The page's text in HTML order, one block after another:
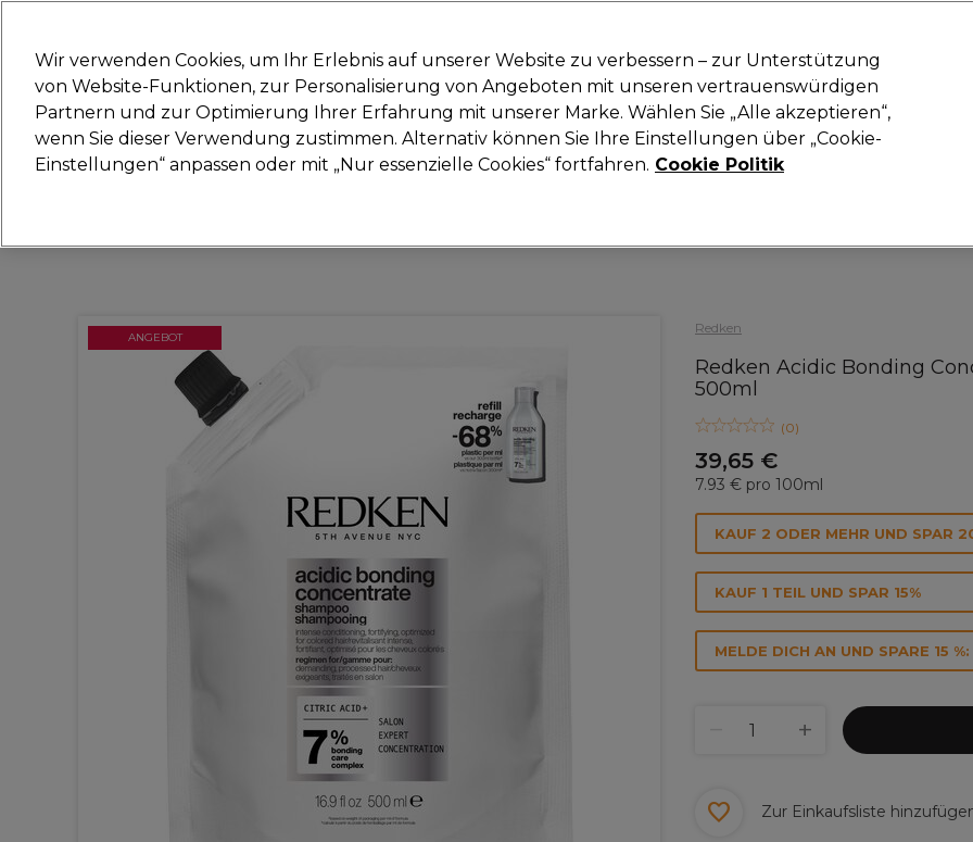
Marken Deals Haare Elektrogeräte Saloneinrichtung Kosmetik Herrenfriseur Inspiration Neue
Lieferung und Lieferzeiten
Redken
Redken Acidic Bonding
500ml
(0)
39,65 €
7.93 € pro 100ml
ANGEBOT
KAUF 2 ODER MEHR UND SPAR
KAUF 1 TEIL UND SPAR 15%
MELDE DICH AN UND SPARE 15
Zur Einkaufsliste
Wir verwenden Cookies, um Ihr Erlebnis auf unserer Website zu verbessern – zur Unterstützung
von Website-Funktionen, zur Personalisierung von Angeboten mit unseren vertrauenswürdigen
Partnern und zur Optimierung Ihrer Erfahrung mit unserer Marke. Wählen Sie „Alle akzeptieren“,
wenn Sie dieser Verwendung zustimmen. Alternativ können Sie Ihre Einstellungen über „Cookie-
Einstellungen“ anpassen oder mit „Nur essenzielle Cookies“ fortfahren. Cookie Politik